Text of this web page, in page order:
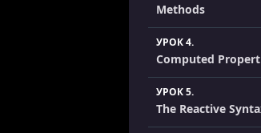
Methods
УРОК 4.
Computed
УРОК 5.
The Reactive